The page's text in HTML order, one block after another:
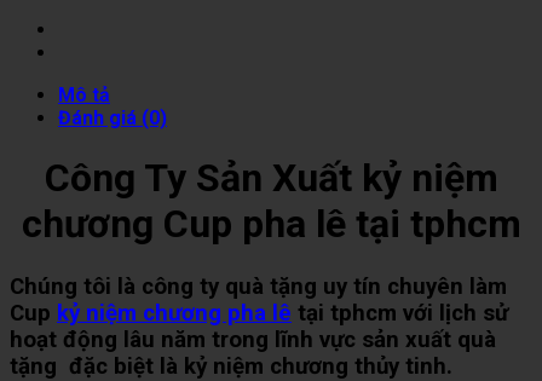
Mô tả
Đánh giá (0)
Công Ty Sản Xuất kỷ niệm
chương Cup pha lê tại tphcm
Chúng tôi là công ty quà tặng uy tín chuyên làm
Cup kỷ niệm chương pha lê tại tphcm với lịch sử
hoạt động lâu năm trong lĩnh vực sản xuất quà
tặng đặc biệt là kỷ niệm chương thủy tinh.